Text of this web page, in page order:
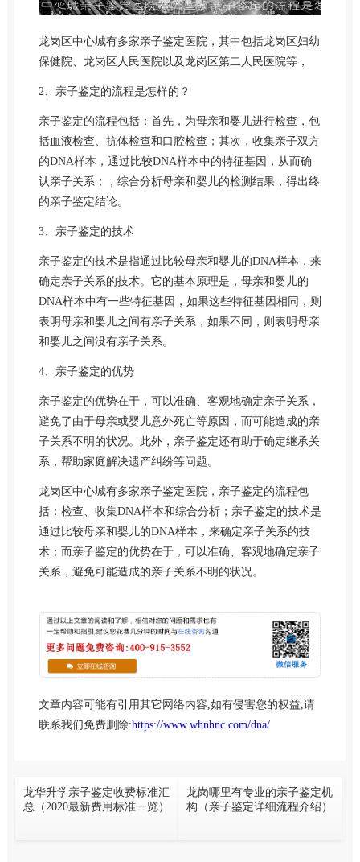
龙岗区中心城有多家亲子鉴定医院，其中包括龙岗区妇幼
保健院、龙岗区人民医院以及龙岗区第二人民医院等，
2、亲子鉴定的流程是怎样的？
亲子鉴定的流程包括：首先，为母亲和婴儿进行检查，包
括血液检查、抗体检查和口腔检查；其次，收集亲子双方
的DNA样本，通过比较DNA样本中的特征基因，从而确
认亲子关系；，综合分析母亲和婴儿的检测结果，得出终
的亲子鉴定结论。
3、亲子鉴定的技术
亲子鉴定的技术是指通过比较母亲和婴儿的DNA样本，来
确定亲子关系的技术。它的基本原理是，母亲和婴儿的
DNA样本中有一些特征基因，如果这些特征基因相同，则
表明母亲和婴儿之间有亲子关系，如果不同，则表明母亲
和婴儿之间没有亲子关系。
4、亲子鉴定的优势
亲子鉴定的优势在于，可以准确、客观地确定亲子关系，
避免了由于母亲或婴儿意外死亡等原因，而可能造成的亲
子关系不明的状况。此外，亲子鉴定还有助于确定继承关
系，帮助家庭解决遗产纠纷等问题。
龙岗区中心城有多家亲子鉴定医院，亲子鉴定的流程包
括：检查、收集DNA样本和综合分析；亲子鉴定的技术是
通过比较母亲和婴儿的DNA样本，来确定亲子关系的技
术；而亲子鉴定的优势在于，可以准确、客观地确定亲子
关系，避免可能造成的亲子关系不明的状况。
文章内容可能有引用其它网络内容,如有侵害您的权益,请
联系我们免费删除:https://www.whnhnc.com/dna/
龙华升学亲子鉴定收费标准汇
总（2020最新费用标准一览）
龙岗哪里有专业的亲子鉴定机
构（亲子鉴定详细流程介绍）